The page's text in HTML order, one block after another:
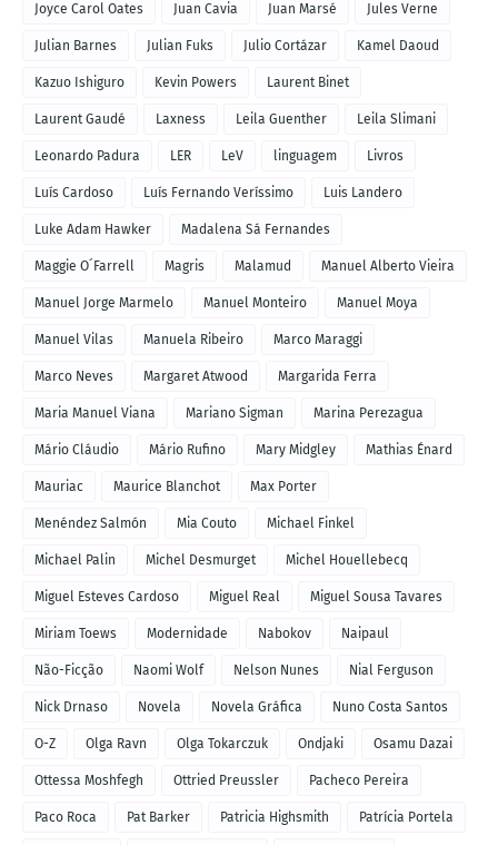
Joyce Carol Oates Juan Cavia Juan Marsé Jules Verne
Julian Barnes Julian Fuks Julio Cortázar Kamel Daoud
Kazuo Ishiguro Kevin Powers Laurent Binet
Laurent Gaudé Laxness Leila Guenther Leila Slimani
Leonardo Padura LER LeV linguagem Livros
Luís Cardoso Luís Fernando Veríssimo Luis Landero
Luke Adam Hawker Madalena Sá Fernandes
Maggie O´Farrell Magris Malamud Manuel Alberto Vieira
Manuel Jorge Marmelo Manuel Monteiro Manuel Moya
Manuel Vilas Manuela Ribeiro Marco Maraggi
Marco Neves Margaret Atwood Margarida Ferra
Maria Manuel Viana Mariano Sigman Marina Perezagua
Mário Cláudio Mário Rufino Mary Midgley Mathias Énard
Mauriac Maurice Blanchot Max Porter
Menéndez Salmón Mia Couto Michael Finkel
Michael Palin Michel Desmurget Michel Houellebecq
Miguel Esteves Cardoso Miguel Real Miguel Sousa Tavares
Miriam Toews Modernidade Nabokov Naipaul
Não-Ficção Naomi Wolf Nelson Nunes Nial Ferguson
Nick Drnaso Novela Novela Gráfica Nuno Costa Santos
O-Z Olga Ravn Olga Tokarczuk Ondjaki Osamu Dazai
Ottessa Moshfegh Ottried Preussler Pacheco Pereira
Paco Roca Pat Barker Patricia Highsmith Patrícia Portela